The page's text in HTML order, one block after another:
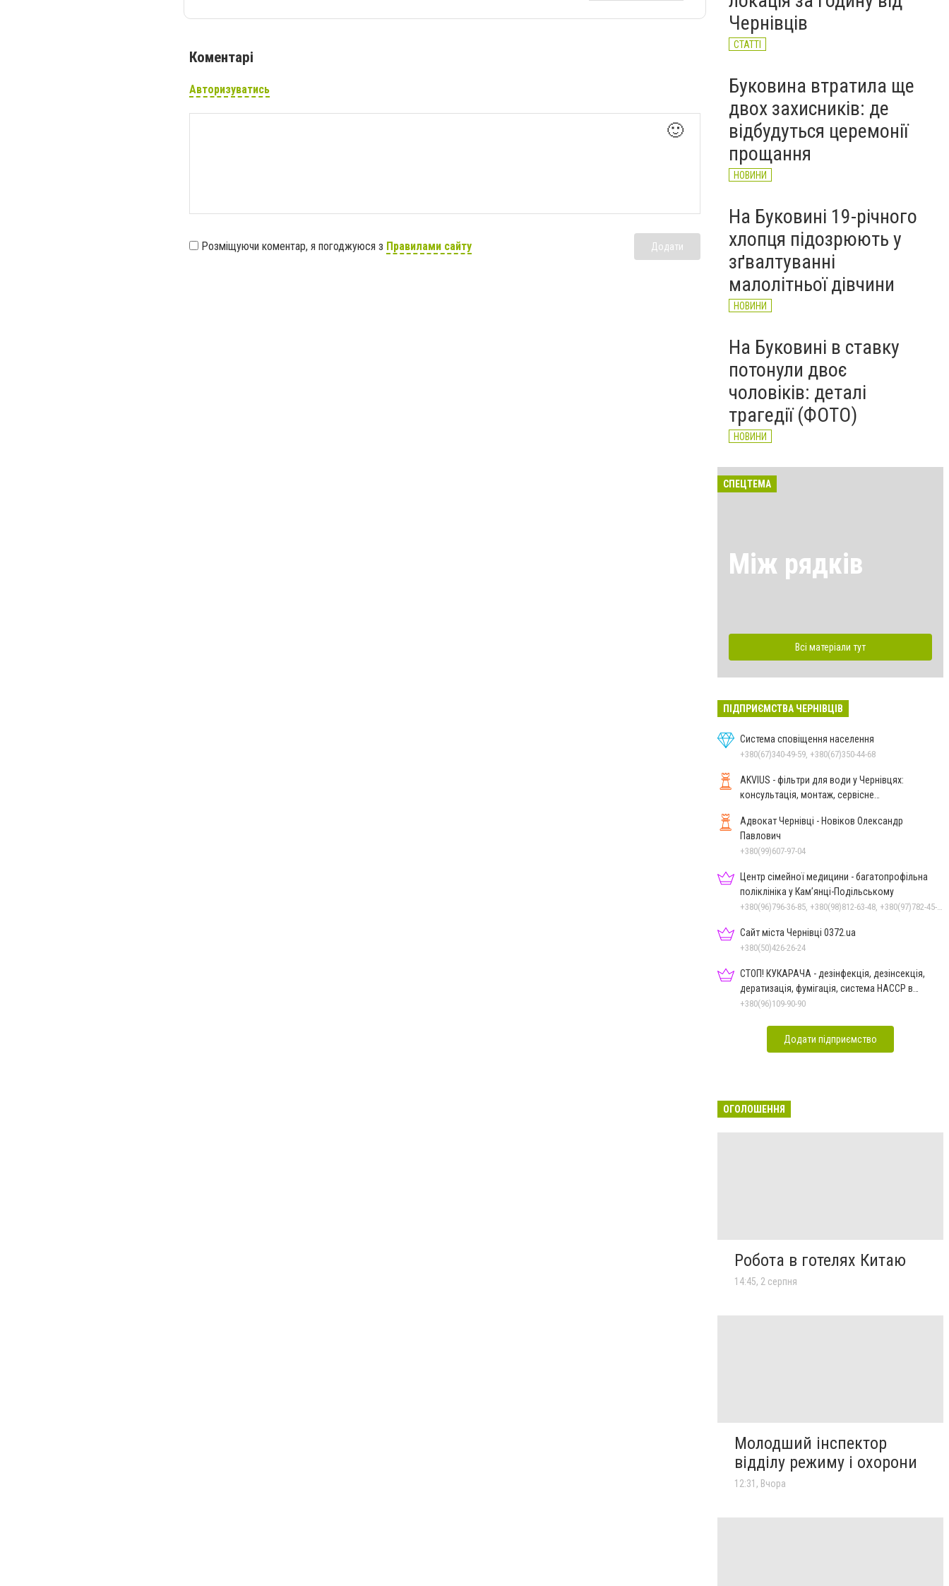
Коментарі
Авторизуватись
🙂
Розміщуючи коментар, я погоджуюся з Правилами сайту Додати
НОВИНИ
Чернівців
СТАТТІ
Буковина втратила ще
двох захисників: де
відбудуться церемонії
прощання
НОВИНИ
На Буковині 19-річного
хлопця підозрюють у
зґвалтуванні
малолітньої дівчини
НОВИНИ
На Буковині в ставку
потонули двоє
чоловіків: деталі
трагедії (ФОТО)
НОВИНИ
СПЕЦТЕМА
Між рядків
Всі матеріали тут
ПІДПРИЄМСТВА ЧЕРНІВЦІВ
Система сповіщення населення
+380(67)340-49-59, +380(67)350-44-68
AKVIUS - фільтри для води у Чернівцях:
консультація, монтаж, сервісне
Адвокат Чернівці - Новіков Олександр
Павлович
+380(99)607-97-04
Центр сімейної медицини - багатопрофільна
поліклініка у Кам’янці-Подільському
Сайт міста Чернівці 0372.ua
+380(50)426-26-24
СТОП! КУКАРАЧА - дезінфекція, дезінсекція,
дератизація, фумігація, система HACCP в
Чернівцях
+380(96)109-90-90
Додати підприємство
ОГОЛОШЕННЯ
Робота в готелях Китаю
14:45, 2 серпня
Молодший інспектор
відділу режиму і охорони
12:31, Вчора